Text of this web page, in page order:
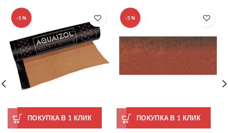
-5%
ПОКУПКА В 1 КЛИК
-5%
ПОКУПКА В 1 КЛИК